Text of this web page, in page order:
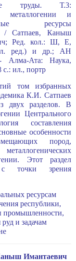
труды. Т.3:
металлогении и
ресурсы
/ Сатпаев, Каныш
Ред. кол.: Ш, Е,
ред.) и др.; АН
Алма-Ата: Наука,
с.: ил., портр
том избранных
К.И. Сатпаев
двух разделов. В
Центрального
составления
особенности
пород,
Этот раздел
с точки зрения
ресурсам
республики,
промышленности,
и задачам
Имантаевич